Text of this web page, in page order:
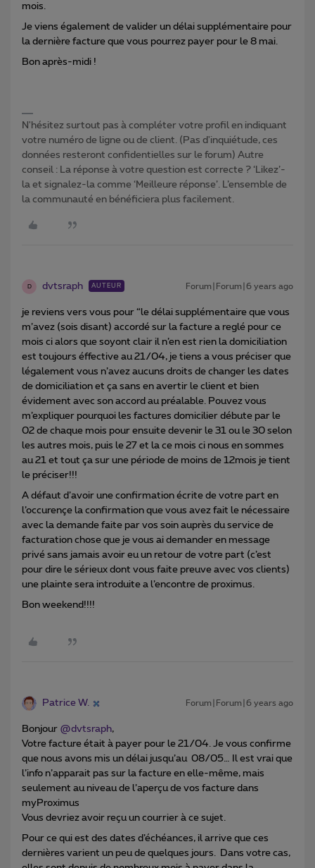
mois.
Je viens également de valider un délai supplémentaire pour
la dernière facture que vous pourrez payer pour le 8 mai.
Bon après-midi !
N'hésitez surtout pas à compléter votre profil en indiquant
votre numéro de ligne ou de client. (Pas d'inquiétude, ces
données resteront confidentielles sur le forum) Autre
conseil : La réponse à votre question est correcte ? ‘Likez’-
la et signalez-la comme ‘Meilleure réponse’. L’ensemble de
la communauté en bénéficiera plus facilement.
D dvtsraph AUTEUR Forum|Forum|6 years ago
je reviens vers vous pour “le délai supplémentaire que vous
m’avez (sois disant) accordé sur la facture a reglé pour ce
mois ci alors que soyont clair il n’en est rien la domiciliation
est toujours éffective au 21/04, je tiens a vous préciser que
légalement vous n’avez aucuns droits de changer les dates
de domiciliation et ça sans en avertir le client et bien
évidement avec son accord au préalable. Pouvez vous
m’expliquer pourquoi les factures domicilier débute par le
02 de chaque mois pour ensuite devenir le 31 ou le 30 selon
les autres mois, puis le 27 et la ce mois ci nous en sommes
au 21 et tout ça sur une période de moins de 12mois je tient
le préciser!!!
A défaut d’avoir une confirmation écrite de votre part en
l’occurençe la confirmation que vous avez fait le nécessaire
avec la demande faite par vos soin auprès du service de
facturation chose que je vous ai demander en message
privé sans jamais avoir eu un retour de votre part (c’est
pour dire le sérieux dont vous faite preuve avec vos clients)
une plainte sera introduite a l’encontre de proximus.
Bon weekend!!!!
Patrice W. Forum|Forum|6 years ago
Bonjour @dvtsraph,
Votre facture était à payer pour le 21/04. Je vous confirme
que nous avons mis un délai jusqu’au 08/05… Il est vrai que
l’info n’apparait pas sur la facture en elle-même, mais
seulement au niveau de l’aperçu de vos facture dans
myProximus
Vous devriez avoir reçu un courrier à ce sujet.
Pour ce qui est des dates d’échéances, il arrive que ces
dernières varient un peu de quelques jours. Dans votre cas,